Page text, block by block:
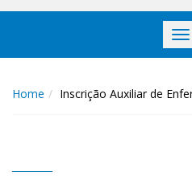
Home Inscrição Auxiliar de